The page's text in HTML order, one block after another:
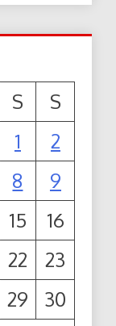
S
S
1
2
8
9
15
16
22
23
29
30